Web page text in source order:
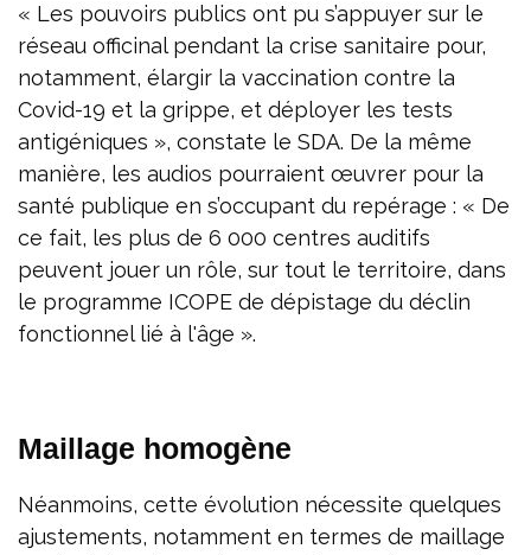
« Les pouvoirs publics ont pu s’appuyer sur le
réseau officinal pendant la crise sanitaire pour,
notamment, élargir la vaccination contre la
Covid-19 et la grippe, et déployer les tests
antigéniques », constate le SDA. De la même
manière, les audios pourraient œuvrer pour la
santé publique en s’occupant du repérage : « De
ce fait, les plus de 6 000 centres auditifs
peuvent jouer un rôle, sur tout le territoire, dans
le programme ICOPE de dépistage du déclin
fonctionnel lié à l'âge ».
Maillage homogène
Néanmoins, cette évolution nécessite quelques
ajustements, notamment en termes de maillage